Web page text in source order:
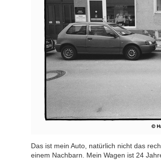
Das ist mein Auto, natürlich nicht das
einem Nachbarn. Mein Wagen ist 24